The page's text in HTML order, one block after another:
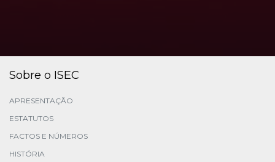
Sobre o ISEC
APRESENTAÇÃO
ESTATUTOS
FACTOS E NÚMEROS
HISTÓRIA